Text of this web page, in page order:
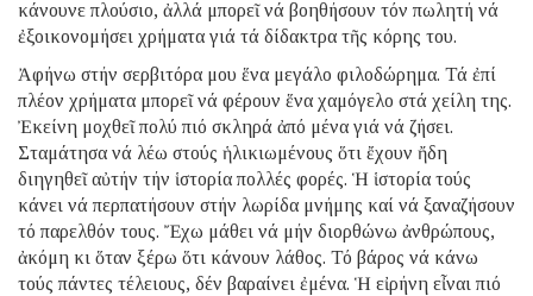
κάνουνε πλούσιο, ἀλλά μπορεῖ νά βοηθήσουν τόν πωλητή νά
ἐξοικονομήσει χρήματα γιά τά δίδακτρα τῆς κόρης του.
Ἀφήνω στήν σερβιτόρα μου ἕνα μεγάλο φιλοδώρημα. Τά ἐπί
πλέον χρήματα μπορεῖ νά φέρουν ἕνα χαμόγελο στά χείλη της.
Ἐκείνη μοχθεῖ πολύ πιό σκληρά ἀπό μένα γιά νά ζήσει.
Σταμάτησα νά λέω στούς ἡλικιωμένους ὅτι ἔχουν ἤδη
διηγηθεῖ αὐτήν τήν ἱστορία πολλές φορές. Ἡ ἱστορία τούς
κάνει νά περπατήσουν στήν λωρίδα μνήμης καί νά ξαναζήσουν
τό παρελθόν τους. Ἔχω μάθει νά μήν διορθώνω ἀνθρώπους,
ἀκόμη κι ὅταν ξέρω ὅτι κάνουν λάθος. Τό βάρος νά κάνω
τούς πάντες τέλειους, δέν βαραίνει ἐμένα. Ἡ εἰρήνη εἶναι πιό